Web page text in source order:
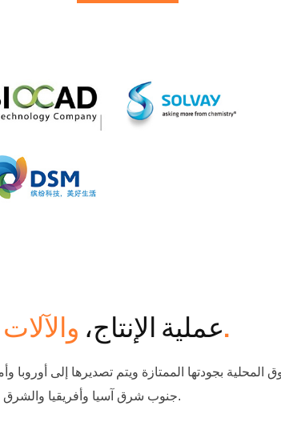
عملية الإنتاج،والآلات والمعدات، إلخ.
بجودتها الممتازة ويتم تصديرها إلى أوروبا
جنوب شرق آسيا وأفريقيا والشرق الأوسط وما إلى ذلك.